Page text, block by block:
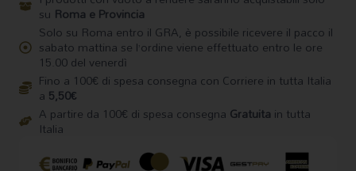
su Roma e Provincia
Solo su Roma entro il GRA, è possibile ricevere il pacco il
sabato mattina se l’ordine viene effettuato entro le ore
15.00 del venerdì
Fino a 100€ di spesa consegna con Corriere in tutta Italia
a 5,50€
A partire da 100€ di spesa consegna Gratuita in tutta
Italia